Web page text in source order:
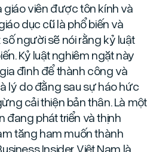
giáo viên được tôn kính và
dục cũ là phổ biến và
người sẽ nói rằng kỷ luật
Kỷ luật nghiêm ngặt này
đình để thành công và
lý do đằng sau sự háo hức
cải thiện bản thân. Là một
đang phát triển và thịnh
tăng ham muốn thành
Insider, Việt Nam là